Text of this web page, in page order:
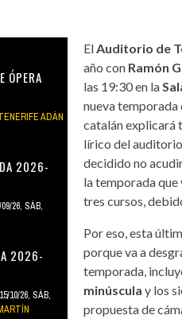
ÓPERA
ADÁN
2026-
26, SÁB,
2026-
10/26, SÁB,
El Auditorio de
año con Ramón
las 19:30 en la
nueva temporada
catalán explicará
lírico del
decidido no
la temporada que
tres cursos,
Por eso, esta
porque va a
temporada,
minúscula y los
propuesta de